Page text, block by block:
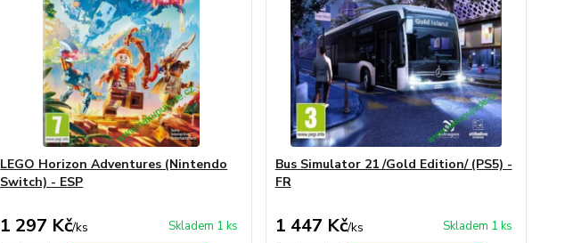
LEGO Horizon Adventures (Nintendo
Switch) - ESP
1 297 Kč/ks Skladem 1 ks
Bus Simulator 21 /Gold Edition/ (PS5) -
FR
1 447 Kč/ks Skladem 1 ks